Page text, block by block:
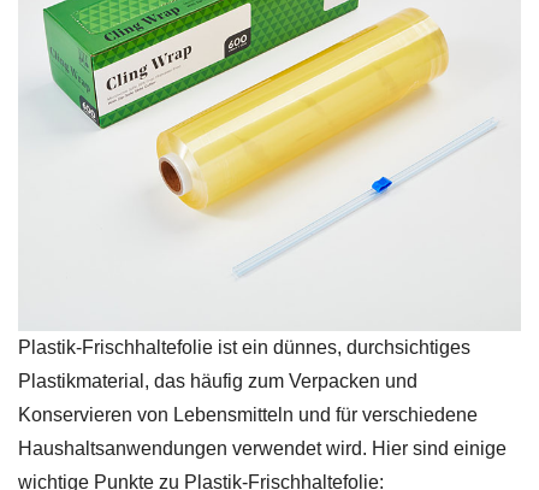
Plastik-Frischhaltefolie ist ein dünnes, durchsichtiges
Plastikmaterial, das häufig zum Verpacken und
Konservieren von Lebensmitteln und für verschiedene
Haushaltsanwendungen verwendet wird. Hier sind einige
wichtige Punkte zu Plastik-Frischhaltefolie: